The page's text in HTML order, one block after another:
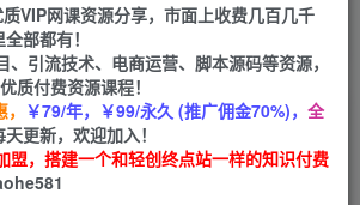
细
APP下载
Down
VIP网课资源分享，市面上收费几百几千
部都有！
、引流技术、电商运营、脚本源码等资源，
质付费资源课程！
￥79/年，￥99/永久 (推广佣金70%)， 全
天更新，欢迎加入！
盟，搭建一个和轻创终点站一样的知识付费